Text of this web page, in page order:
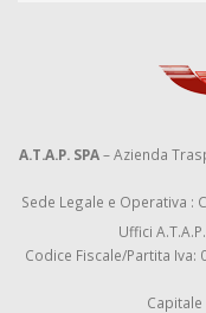
A.T.A.P. SPA– Azienda
Sede Legale e Operativa :
Uffici
Codice Fiscale/Partita Iva:
Capitale